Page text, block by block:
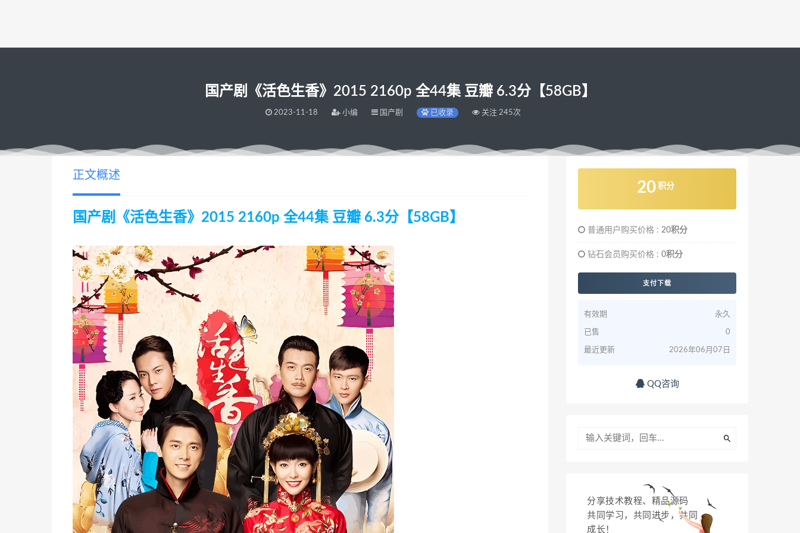
国产剧《活色生香》2015 2160p 全44集 豆瓣 6.3分【58GB】
2023-11-18 小编 国产剧 已收录 关注 245次
正文概述
国产剧《活色生香》2015 2160p 全44集 豆瓣 6.3分【58GB】
20 积分
普通用户购买价格 : 20积分
钻石会员购买价格 : 0积分
支付下载
有效期 永久
已售 0
最近更新 2026年06月07日
QQ咨询
分享技术教程、精品源码
共同学习，共同进步，共同
成长！